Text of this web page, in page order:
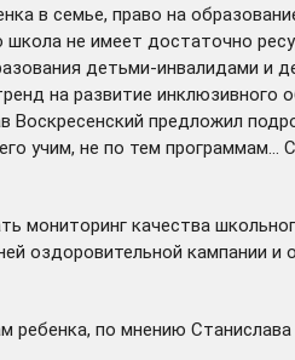
в семье, право на
не имеет достаточно
детьми-инвалидами и
на развитие инклюзивного
предложил
учим, не по тем программам…
мониторинг качества
оздоровительной кампании и
ребенка, по мнению